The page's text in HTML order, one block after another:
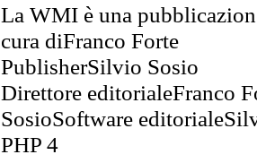
La WMI è una
cura diFranco Forte
PublisherSilvio Sosio
Direttore editorialeFranco
SosioSoftware
PHP 4